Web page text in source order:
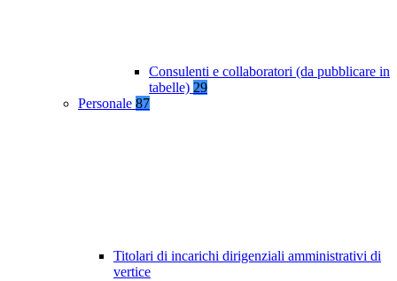
Consulenti e collaboratori (da pubblicare in
tabelle) 29
Personale 87
Titolari di incarichi dirigenziali amministrativi di
vertice